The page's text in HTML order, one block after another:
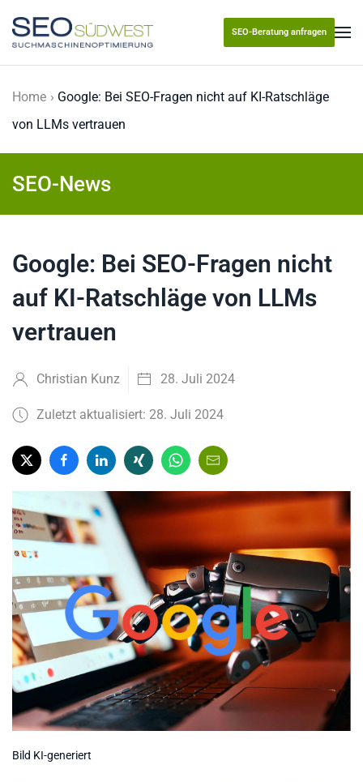
Skip to main content
SEO-Beratung anfragen
Home
Google: Bei SEO-Fragen nicht auf KI-Ratschläge
von LLMs vertrauen
SEO-News
Google: Bei SEO-Fragen nicht
auf KI-Ratschläge von LLMs
vertrauen
Christian Kunz 28. Juli 2024
Zuletzt aktualisiert: 28. Juli 2024
Bild KI-generiert